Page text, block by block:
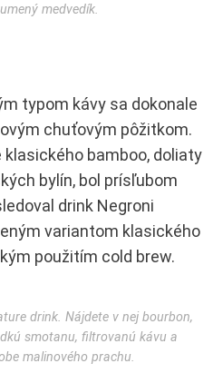
medvedík.
typom kávy sa dokonale
chuťovým pôžitkom.
klasického bamboo, doliaty
bylín, bol prísľubom
drink Negroni
variantom klasického
použitím cold brew.
drink. Nájdete v nej bourbon,
smotanu, filtrovanú kávu a
malinového prachu.